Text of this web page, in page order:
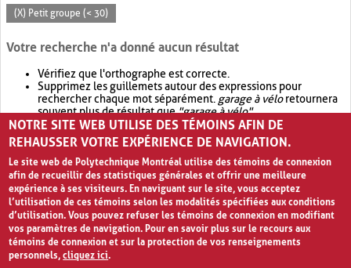
(X) Petit groupe (< 30)
Votre recherche n'a donné aucun résultat
Vérifiez que l'orthographe est correcte.
Supprimez les guillemets autour des expressions pour
rechercher chaque mot séparément. garage à véloretournera
souvent plus de résultat que"garage à vélo".
Envisagez d'élargir votre recherche avec OR.garage OR vélo
retournera souvent plus de résultat quegarage à vélo
NOTRE SITE WEB UTILISE DES TÉMOINS AFIN DE
REHAUSSER VOTRE EXPÉRIENCE DE NAVIGATION.
Le site web de Polytechnique Montréal utilise des témoins de connexion
afin de recueillir des statistiques générales et offrir une meilleure
expérience à ses visiteurs. En naviguant sur le site, vous acceptez
l’utilisation de ces témoins selon les modalités spécifiées aux conditions
d’utilisation. Vous pouvez refuser les témoins de connexion en modifiant
vos paramètres de navigation. Pour en savoir plus sur le recours aux
témoins de connexion et sur la protection de vos renseignements
personnels,cliquez ici.